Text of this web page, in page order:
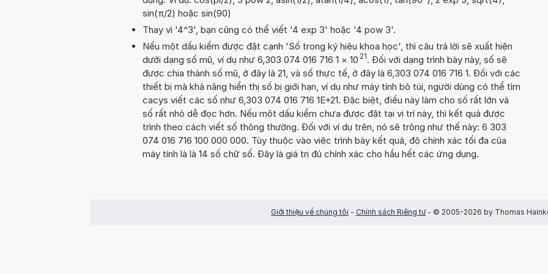
sin(π/2) hoặc sin(90)
Thay vì '4^3', bạn cũng có thể viết '4 exp 3' hoặc '4 pow 3'.
Nếu một dấu kiểm được đặt cạnh 'Số trong ký hiệu khoa học', thì câu trả lời sẽ xuất hiện
dưới dạng số mũ, ví dụ như 6,303 074 016 716 1 × 10 21. Đối với dạng trình bày này, số sẽ
được chia thành số mũ, ở đây là 21, và số thực tế, ở đây là 6,303 074 016 716 1. Đối với các
thiết bị mà khả năng hiển thị số bị giới hạn, ví dụ như máy tính bỏ túi, người dùng có thể tìm
cacys viết các số như 6,303 074 016 716 1E+21. Đặc biệt, điều này làm cho số rất lớn và
số rất nhỏ dễ đọc hơn. Nếu một dấu kiểm chưa được đặt tại vị trí này, thì kết quả được
trình theo cách viết số thông thường. Đối với ví dụ trên, nó sẽ trông như thế này: 6 303
074 016 716 100 000 000. Tùy thuộc vào việc trình bày kết quả, độ chính xác tối đa của
máy tính là là 14 số chữ số. Đây là giá trị đủ chính xác cho hầu hết các ứng dụng.
Giới thiệu về chúng tôi - Chính sách Riêng tư - © 2005-2026 by Thomas